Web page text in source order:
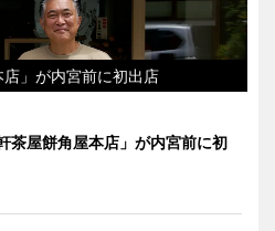
」が内宮前に初出店
茶屋餅角屋本店」が内宮前に初